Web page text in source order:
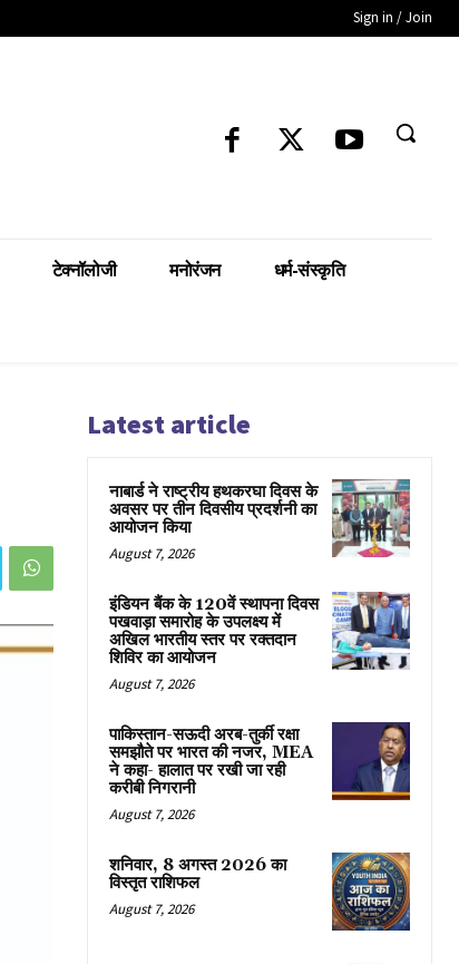
Sign in / Join
टेक्नॉलोजी मनोरंजन धर्म-संस्कृति
Latest article
नाबार्ड ने राष्ट्रीय हथकरघा दिवस के
अवसर पर तीन दिवसीय प्रदर्शनी का
आयोजन किया
August 7, 2026
इंडियन बैंक के 120वें स्थापना दिवस
पखवाड़ा समारोह के उपलक्ष्य में
अखिल भारतीय स्तर पर रक्तदान
शिविर का आयोजन
August 7, 2026
पाकिस्तान-सऊदी अरब-तुर्की रक्षा
समझौते पर भारत की नजर, MEA
ने कहा- हालात पर रखी जा रही
करीबी निगरानी
August 7, 2026
शनिवार, 8 अगस्त 2026 का
विस्तृत राशिफल
August 7, 2026